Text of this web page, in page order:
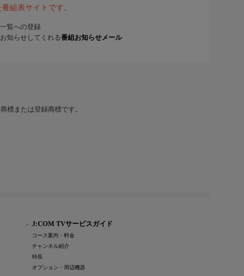
組表サイトです。
一覧への登録
知らせしてくれる番組お知らせメール
標または登録商標です。
J:COM TVサービスガイド
コース案内・料金
チャンネル紹介
特長
オプション・周辺機器